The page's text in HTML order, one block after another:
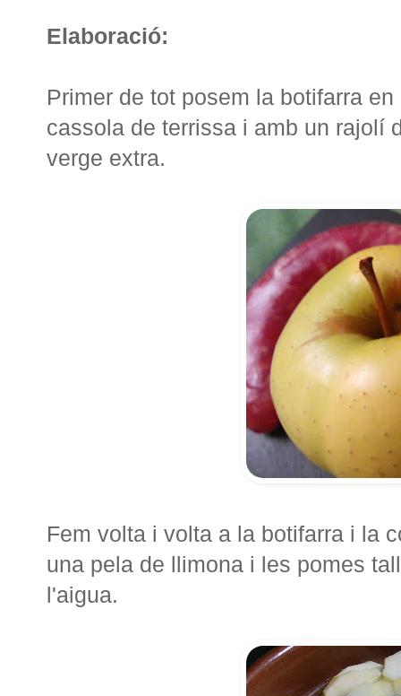
Elaboració:
Primer de tot posem la botifarra en
cassola de terrissa i amb un rajolí
verge extra.
Fem volta i volta a la botifarra i la
una pela de llimona i les pomes
l'aigua.